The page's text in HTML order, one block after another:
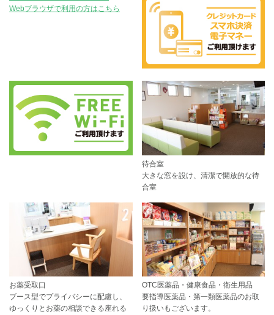
Webブラウザで利用の方はこちら
待合室
大きな窓を設け、清潔で開放的な待
合室
お薬受取口
ブース型でプライバシーに配慮し、
ゆっくりとお薬の相談できる座れる
OTC医薬品・健康食品・衛生用品
要指導医薬品・第一類医薬品のお取
り扱いもございます。